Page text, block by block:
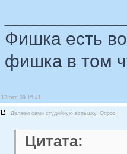
Фишка есть
фишка в том
13 окт, 09 15:41
Делаем сами студийную вспышку. Опрос
Цитата: